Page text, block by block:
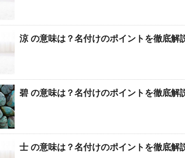
涼 の意味は？名付けのポイントを徹底解
碧 の意味は？名付けのポイントを徹底解
士 の意味は？名付けのポイントを徹底解